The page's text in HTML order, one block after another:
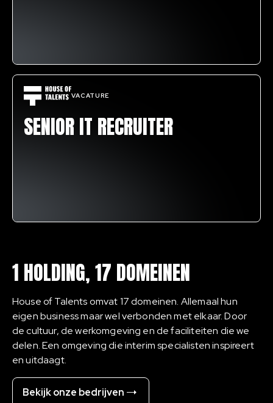
SENIOR IT RECRUITER
VACATURE
1 HOLDING, 17 DOMEINEN
House of Talents omvat 17 domeinen. Allemaal hun
eigen business maar wel verbonden met elkaar. Door
de cultuur, de werkomgeving en de faciliteiten die we
delen. Een omgeving die interim specialisten inspireert
en uitdaagt.
Bekijk onze bedrijven